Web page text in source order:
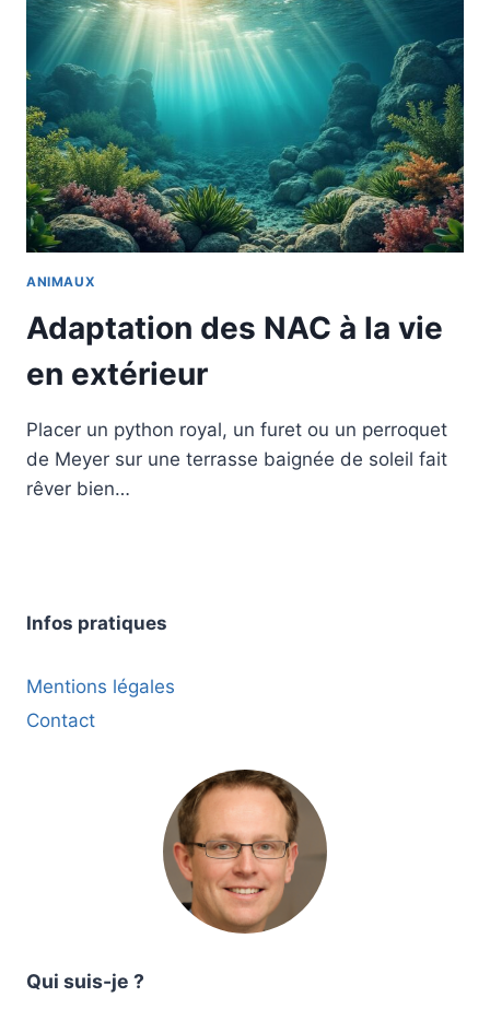
ANIMAUX
Adaptation des NAC à la vie
en extérieur
Placer un python royal, un furet ou un perroquet
de Meyer sur une terrasse baignée de soleil fait
rêver bien…
Infos pratiques
Mentions légales
Contact
Qui suis-je ?